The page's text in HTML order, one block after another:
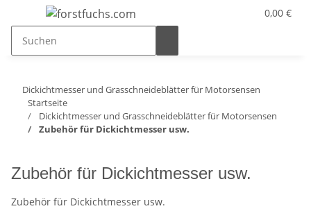
0,00 €
Dickichtmesser und Grasschneideblätter für Motorsensen
Startseite
Dickichtmesser und Grasschneideblätter für Motorsensen
Zubehör für Dickichtmesser usw.
Zubehör für Dickichtmesser usw.
Zubehör für Dickichtmesser usw.